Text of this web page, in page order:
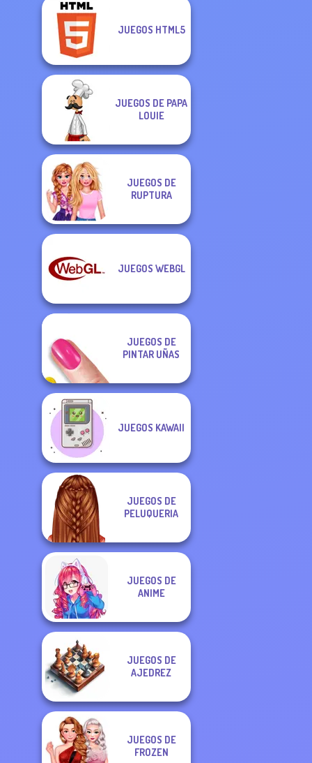
JUEGOS HTML5
JUEGOS DE PAPA
LOUIE
JUEGOS DE
RUPTURA
JUEGOS WEBGL
JUEGOS DE
PINTAR UÑAS
JUEGOS KAWAII
JUEGOS DE
PELUQUERIA
JUEGOS DE
ANIME
JUEGOS DE
AJEDREZ
JUEGOS DE
FROZEN